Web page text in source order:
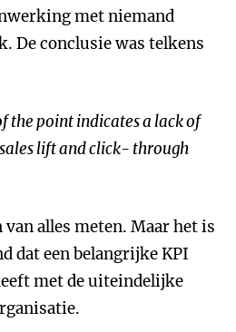
met niemand
De conclusie was telkens
the point indicates a lack of
lift and click- through
alles meten. Maar het is
dat een belangrijke KPI
met de uiteindelijke